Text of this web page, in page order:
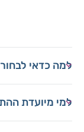
למה כדאי
למי מיועדת